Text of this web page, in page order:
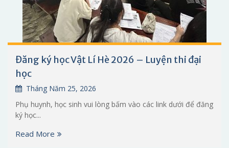
Đăng ký học Vật Lí Hè 2026 – Luyện thi đại
học
Tháng Năm 25, 2026
Phụ huynh, học sinh vui lòng bấm vào các link dưới để đăng
ký học...
Read More